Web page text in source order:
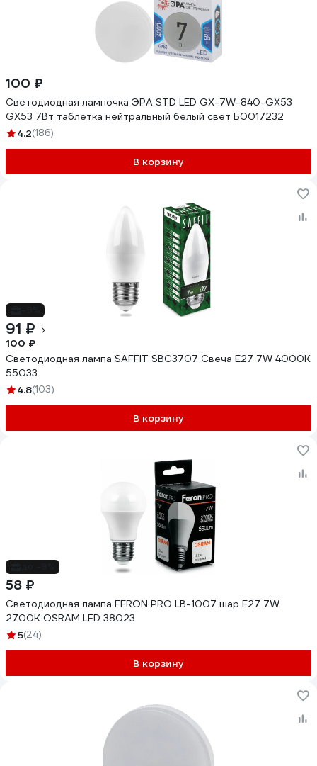
100 ₽
Светодиодная лампочка ЭРА STD LED GX-7W-840-GX53
GX53 7Вт таблетка нейтральный белый свет Б0017232
4.2(186)
В корзину
91 ₽
100 ₽
Светодиодная лампа SAFFIT SBC3707 Свеча E27 7W 4000K
55033
4.8(103)
В корзину
58 ₽
Светодиодная лампа FERON PRO LB-1007 шар E27 7W
2700K OSRAM LED 38023
5(24)
В корзину